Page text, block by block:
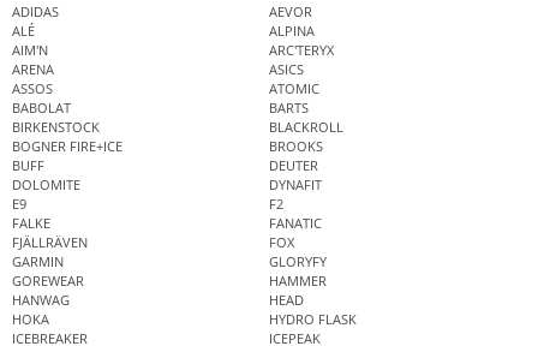
ADIDAS
AEVOR
ALÉ
ALPINA
AIM'N
ARC'TERYX
ARENA
ASICS
ASSOS
ATOMIC
BABOLAT
BARTS
BIRKENSTOCK
BLACKROLL
BOGNER FIRE+ICE
BROOKS
BUFF
DEUTER
DOLOMITE
DYNAFIT
E9
F2
FALKE
FANATIC
FJÄLLRÄVEN
FOX
GARMIN
GLORYFY
GOREWEAR
HAMMER
HANWAG
HEAD
HOKA
HYDRO FLASK
ICEBREAKER
ICEPEAK